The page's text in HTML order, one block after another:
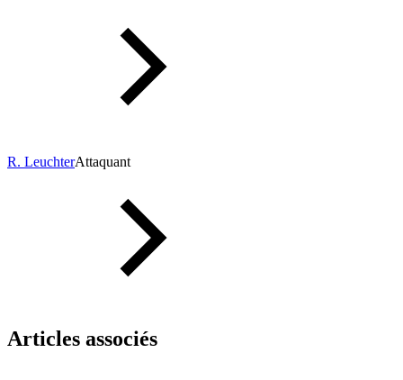
R. LeuchterAttaquant
Articles associés